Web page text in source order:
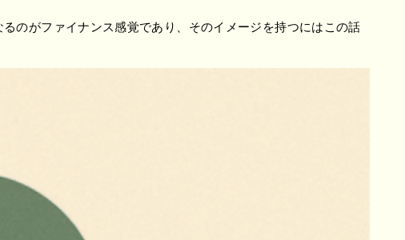
のがファイナンス感覚であり、そのイメージを持つにはこの話